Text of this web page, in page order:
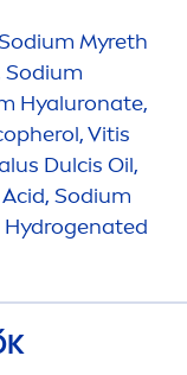
Myreth
Sodium
Hyaluronate,
Vitis
Dulcis Oil,
Sodium
Hydrogenated